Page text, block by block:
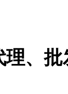
理、批